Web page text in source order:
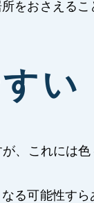
をおさえるこ
い
、これには
る可能性すら